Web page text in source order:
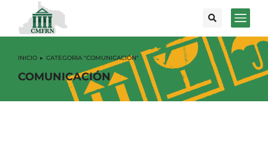
Estás aquí:
INICIO CATEGORÍA "COMUNICACIÓN"
COMUNICACIÓN